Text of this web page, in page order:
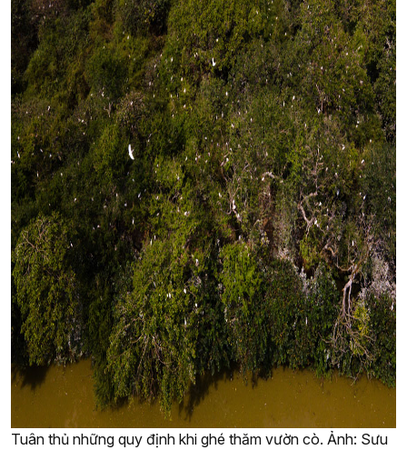
Tuân thủ những quy định khi ghé thăm vườn cò. Ảnh: Sưu